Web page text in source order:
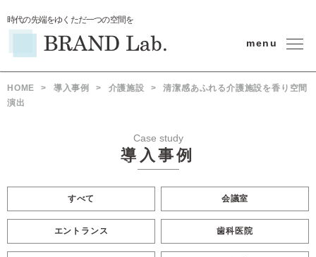
時代の先端をゆくただ一つの空間を
menu
HOME > 導入事例 > 介護施設 >
清潔感あふれる介護施設を香り空間
演出
Case study
導入事例
すべて 会議室
エントランス 歯科医院